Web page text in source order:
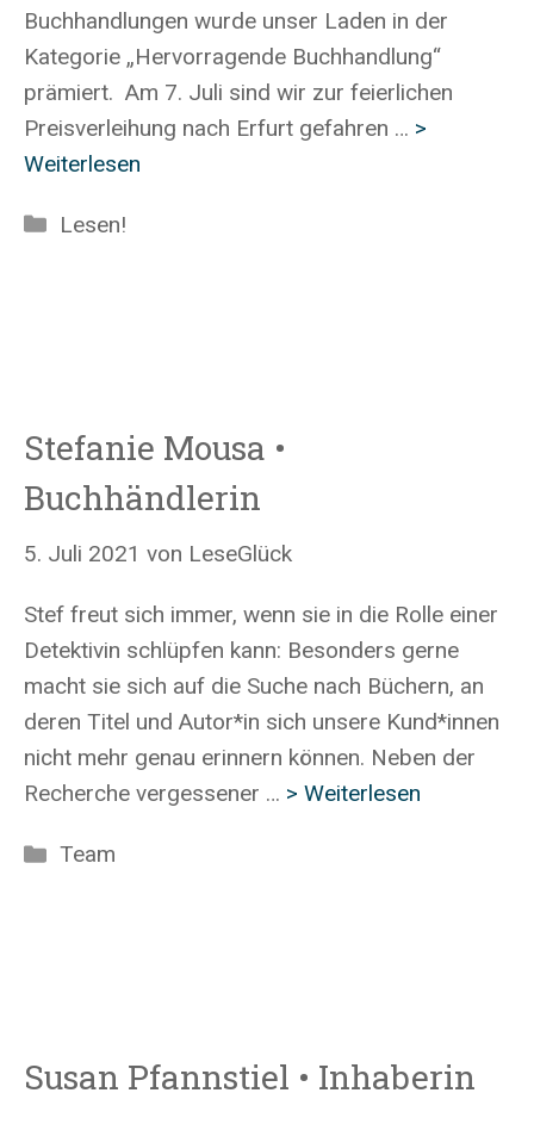
Buchhandlungen wurde unser Laden in der
Kategorie „Hervorragende Buchhandlung“
prämiert. Am 7. Juli sind wir zur feierlichen
Preisverleihung nach Erfurt gefahren … >
Weiterlesen
Kategorien
Lesen!
Stefanie Mousa •
Buchhändlerin
5. Juli 2021 von LeseGlück
Stef freut sich immer, wenn sie in die Rolle einer
Detektivin schlüpfen kann: Besonders gerne
macht sie sich auf die Suche nach Büchern, an
deren Titel und Autor*in sich unsere Kund*innen
nicht mehr genau erinnern können. Neben der
Recherche vergessener … > Weiterlesen
Kategorien
Team
Susan Pfannstiel • Inhaberin